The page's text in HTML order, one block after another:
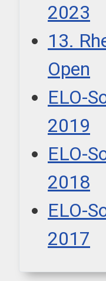
2023
13.
Open
ELO-
2019
ELO-
2018
ELO-
2017